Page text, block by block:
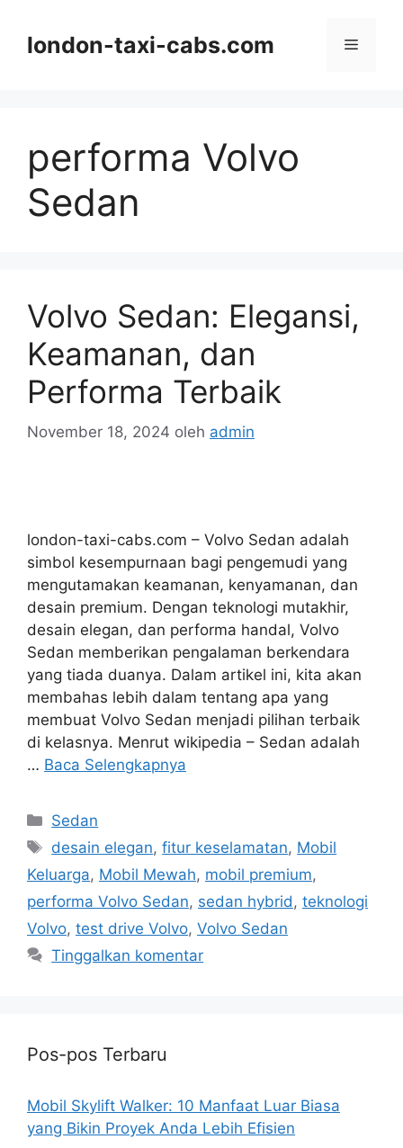
london-taxi-cabs.com Menu
performa Volvo
Sedan
Volvo Sedan: Elegansi,
Keamanan, dan
Performa Terbaik
November 18, 2024 oleh admin
london-taxi-cabs.com – Volvo Sedan adalah
simbol kesempurnaan bagi pengemudi yang
mengutamakan keamanan, kenyamanan, dan
desain premium. Dengan teknologi mutakhir,
desain elegan, dan performa handal, Volvo
Sedan memberikan pengalaman berkendara
yang tiada duanya. Dalam artikel ini, kita akan
membahas lebih dalam tentang apa yang
membuat Volvo Sedan menjadi pilihan terbaik
di kelasnya. Menrut wikipedia – Sedan adalah
… Baca Selengkapnya
Kategori
Sedan
Tag
desain elegan,fitur keselamatan, Mobil
Keluarga, Mobil Mewah, mobil premium,
performa Volvo Sedan, sedan hybrid , teknologi
Volvo, test drive Volvo, Volvo Sedan
Tinggalkan komentar
Pos-pos Terbaru
Mobil Skylift Walker: 10 Manfaat Luar Biasa
yang Bikin Proyek Anda Lebih Efisien